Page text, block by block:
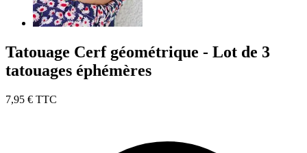
Tatouage Cerf géométrique - Lot de 3
tatouages éphémères
7,95 € TTC